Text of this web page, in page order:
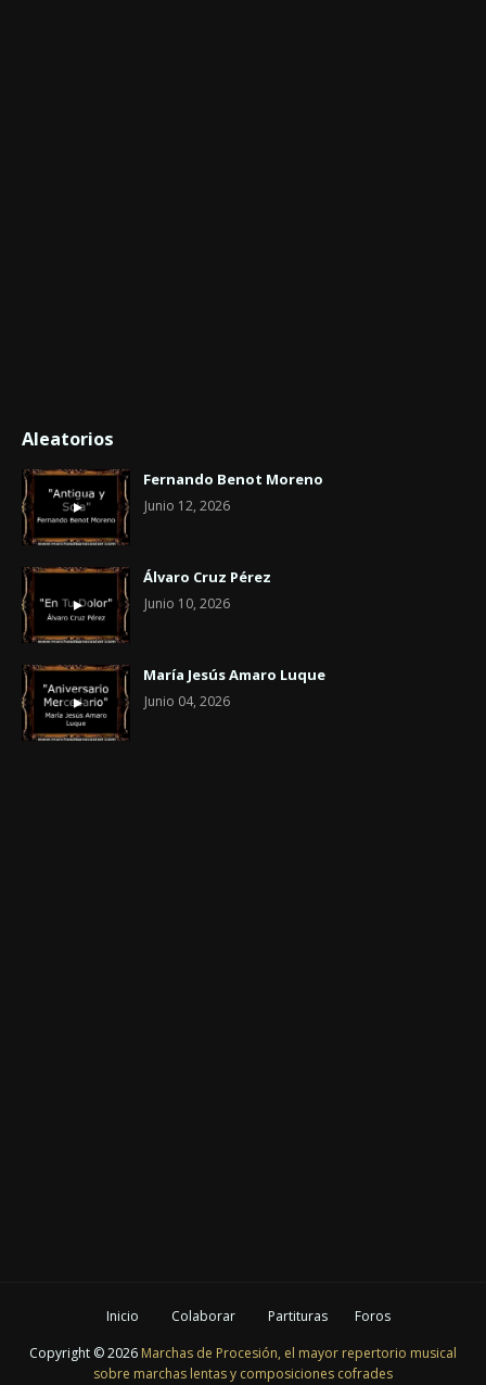
Aleatorios
Fernando Benot Moreno
Junio 12, 2026
Álvaro Cruz Pérez
Junio 10, 2026
María Jesús Amaro Luque
Junio 04, 2026
Inicio Colaborar Partituras
Foros
Copyright ©2026 Marchas de Procesión, el mayor repertorio musical
sobre marchas lentas y composiciones cofrades